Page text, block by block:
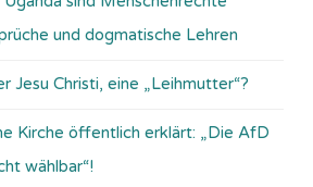
und dogmatische Lehren
Jesu Christi, eine „Leihmutter“?
Kirche öffentlich erklärt: „Die AfD
wählbar“!